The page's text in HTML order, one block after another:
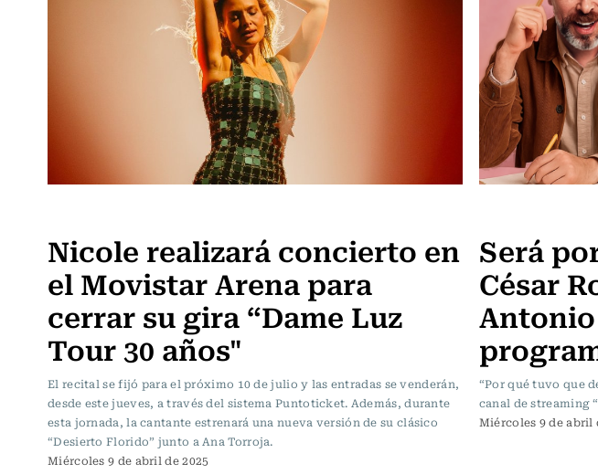
Nicole realizará concierto en
el Movistar Arena para
cerrar su gira “Dame Luz
Tour 30 años"
El recital se fijó para el próximo 10 de julio y las entradas se venderán,
desde este jueves, a través del sistema Puntoticket. Además, durante
esta jornada, la cantante estrenará una nueva versión de su clásico
“Desierto Florido” junto a Ana Torroja.
Miércoles 9 de abril de 2025
Será
César
“Por qué tuvo que
canal de streaming
Miércoles 9 de abril